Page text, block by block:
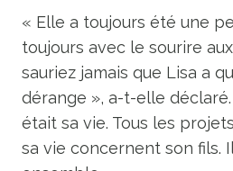
« Elle a toujours été une
toujours avec le sourire
sauriez jamais que Lisa a
dérange », a-t-elle
était sa vie. Tous les
sa vie concernent son fils.